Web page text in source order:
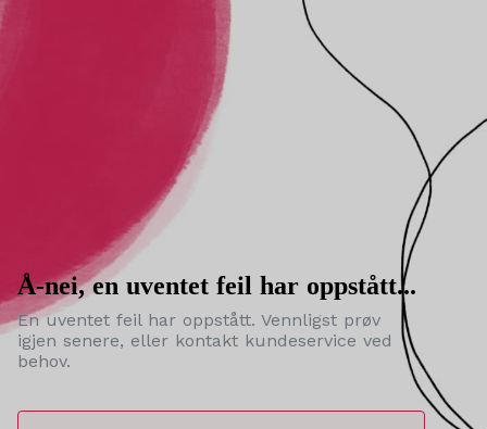
Å-nei, en uventet feil har oppstått...
En uventet feil har oppstått. Vennligst prøv
igjen senere, eller kontakt kundeservice ved
behov.